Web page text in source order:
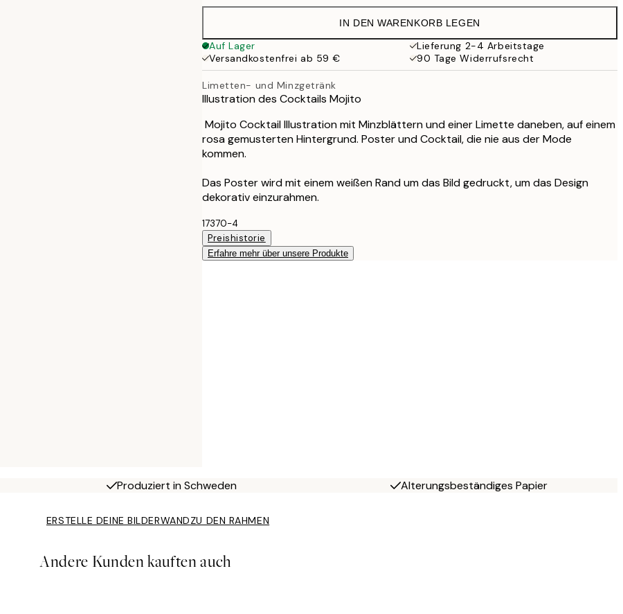
19,95 €
32,45 €
IN DEN WARENKORB LEGEN
Auf Lager
Lieferung 2-4 Arbeitstage
Versandkostenfrei ab 59 €
90 Tage Widerrufsrecht
Limetten- und Minzgetränk
Illustration des Cocktails Mojito
Mojito Cocktail Illustration mit Minzblättern und einer Limette daneben, auf einem
rosa gemusterten Hintergrund. Poster und Cocktail, die nie aus der Mode
kommen.
Das Poster wird mit einem weißen Rand um das Bild gedruckt, um das Design
dekorativ einzurahmen.
17370-4
Preishistorie
Erfahre mehr über unsere Produkte
Produziert in Schweden Alterungsbeständiges Papier
ERSTELLE DEINE BILDERWANDZU DEN RAHMEN
Andere Kunden kauften auch